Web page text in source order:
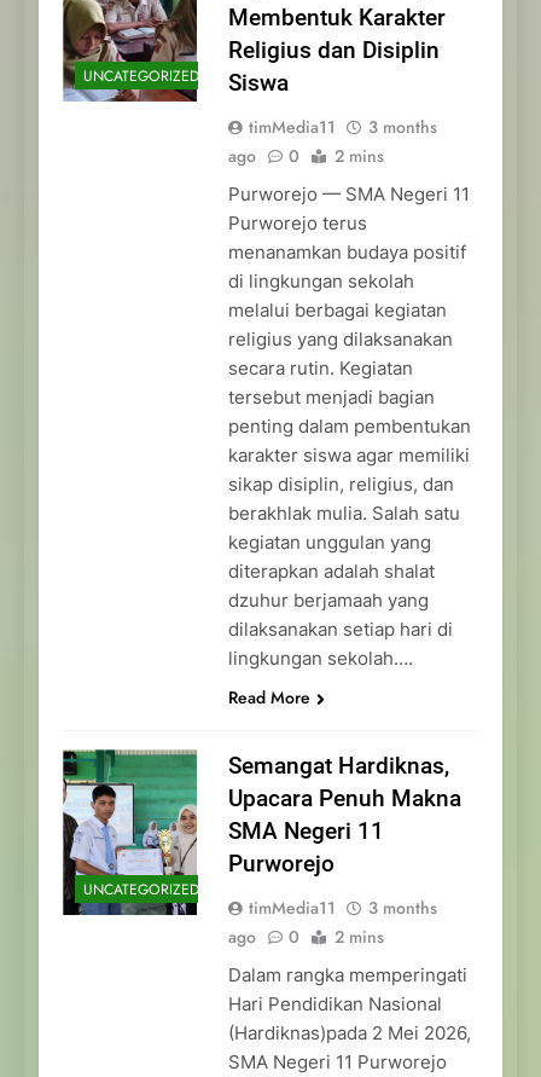
UNCATEGORIZED
Membentuk Karakter
Religius dan Disiplin
Siswa
timMedia11
3 months
ago
0 2 mins
Purworejo — SMA Negeri 11
Purworejo terus
menanamkan budaya positif
di lingkungan sekolah
melalui berbagai kegiatan
religius yang dilaksanakan
secara rutin. Kegiatan
tersebut menjadi bagian
penting dalam pembentukan
karakter siswa agar memiliki
sikap disiplin, religius, dan
berakhlak mulia. Salah satu
kegiatan unggulan yang
diterapkan adalah shalat
dzuhur berjamaah yang
dilaksanakan setiap hari di
lingkungan sekolah….
Read More
UNCATEGORIZED
Semangat Hardiknas,
Upacara Penuh Makna
SMA Negeri 11
Purworejo
timMedia11
3 months
ago
0 2 mins
Dalam rangka memperingati
Hari Pendidikan Nasional
(Hardiknas)pada 2 Mei 2026,
SMA Negeri 11 Purworejo